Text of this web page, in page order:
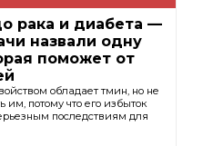
рака и диабета —
назвали одну
поможет от
обладает тмин, но не
им, потому что его избыток
последствиям для